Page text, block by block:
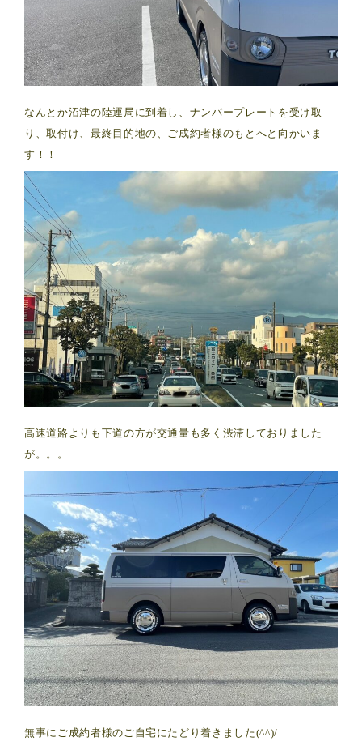
なんとか沼津の陸運局に到着し、ナンバープレートを受け取
り、取付け、最終目的地の、ご成約者様のもとへと向かいま
す！！
高速道路よりも下道の方が交通量も多く渋滞しておりました
が。。。
無事にご成約者様のご自宅にたどり着きました(^^)/